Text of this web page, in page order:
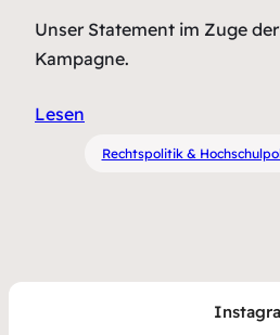
Unser Statement im Zuge
Kampagne.
Lesen
Rechtspolitik &